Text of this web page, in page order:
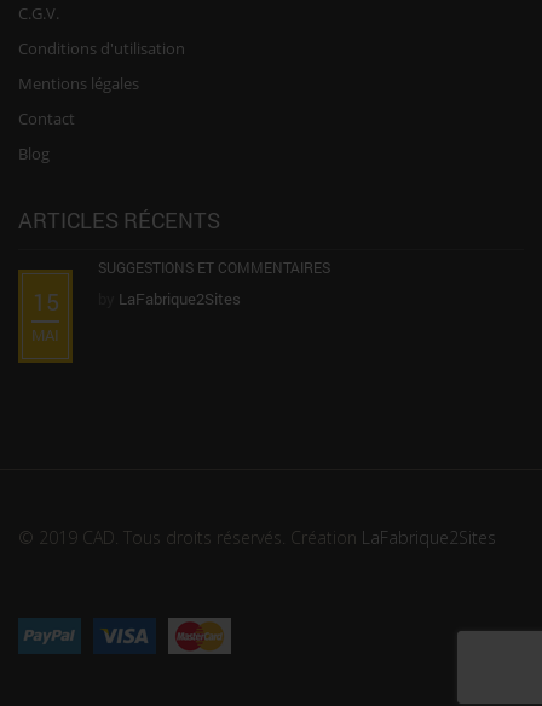
C.G.V.
Conditions d'utilisation
Mentions légales
Contact
Blog
ARTICLES RÉCENTS
15
MAI
SUGGESTIONS ET COMMENTAIRES
LaFabrique2Sites
© 2019 CAD. Tous droits réservés. Création LaFabrique2Sites